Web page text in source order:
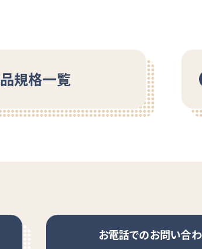
規格一覧
お電話でのお問い合